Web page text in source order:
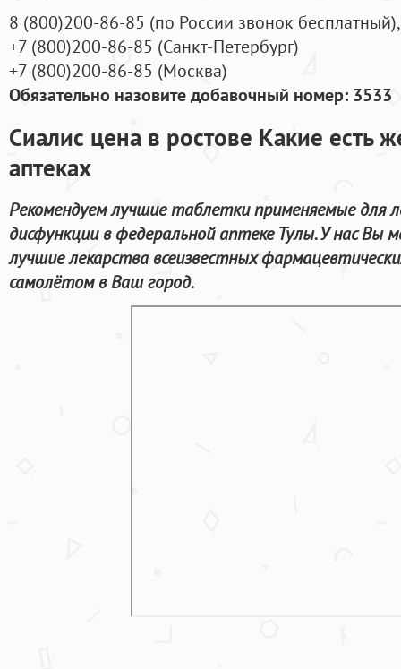
8 (800)200-86-85 (по России звонок бесплатный),
+7 (800)200-86-85 (Санкт-Петербург)
+7 (800)200-86-85 (Москва)
Обязательно назовите добавочный номер: 3533
Сиалис цена в ростове Какие есть
аптеках
Рекомендуем лучшие таблетки применяемые для
дисфункции в федеральной аптеке Тулы. У нас Вы
лучшие лекарства всеизвестных
самолётом в Ваш город.